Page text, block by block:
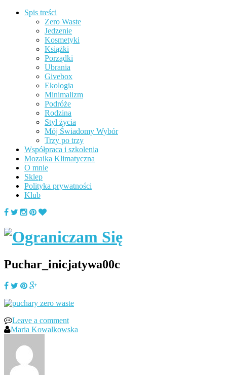
Spis treści
Zero Waste
Jedzenie
Kosmetyki
Książki
Porządki
Ubrania
Givebox
Ekologia
Minimalizm
Podróże
Rodzina
Styl życia
Mój Świadomy Wybór
Trzy po trzy
Współpraca i szkolenia
Mozaika Klimatyczna
O mnie
Sklep
Polityka prywatności
Klub
Puchar_inicjatywa00c
Leave a comment
Maria Kowalkowska